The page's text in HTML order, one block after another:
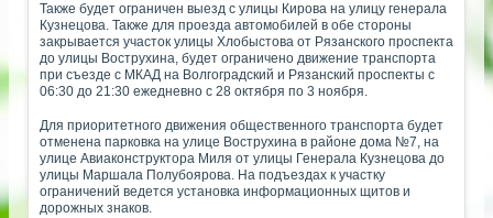
Также будет ограничен выезд с улицы Кирова на улицу генерала
Кузнецова. Также для проезда автомобилей в обе стороны
закрывается участок улицы Хлобыстова от Рязанского проспекта
до улицы Вострухина, будет ограничено движение транспорта
при съезде с МКАД на Волгоградский и Рязанский проспекты с
06:30 до 21:30 ежедневно с 28 октября по 3 ноября.
Для приоритетного движения общественного транспорта будет
отменена парковка на улице Вострухина в районе дома №7, на
улице Авиаконструктора Миля от улицы Генерала Кузнецова до
улицы Маршала Полубоярова. На подъездах к участку
ограничений ведется установка информационных щитов и
дорожных знаков.